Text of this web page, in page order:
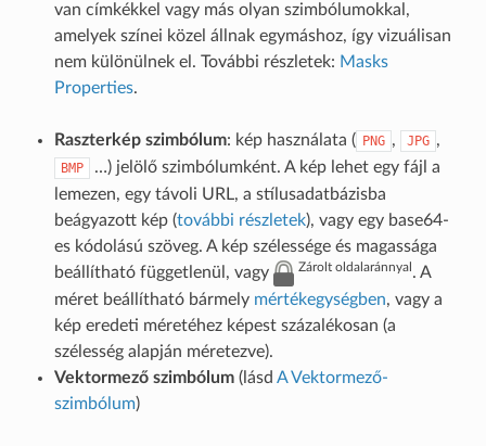
van címkékkel vagy más olyan szimbólumokkal,
amelyek színei közel állnak egymáshoz, így vizuálisan
nem különülnek el. További részletek: Masks
Properties.
Raszterkép szimbólum: kép használata ( PNG , JPG ,
BMP
…) jelölő szimbólumként. A kép lehet egy fájl a
lemezen, egy távoli URL, a stílusadatbázisba
beágyazott kép (további részletek), vagy egy base64-
es kódolású szöveg. A kép szélessége és magassága
beállítható függetlenül, vagy
Zárolt oldalaránnyal. A
méret beállítható bármely mértékegységben, vagy a
kép eredeti méretéhez képest százalékosan (a
szélesség alapján méretezve).
Vektormező szimbólum(lásd A Vektormező-
szimbólum)